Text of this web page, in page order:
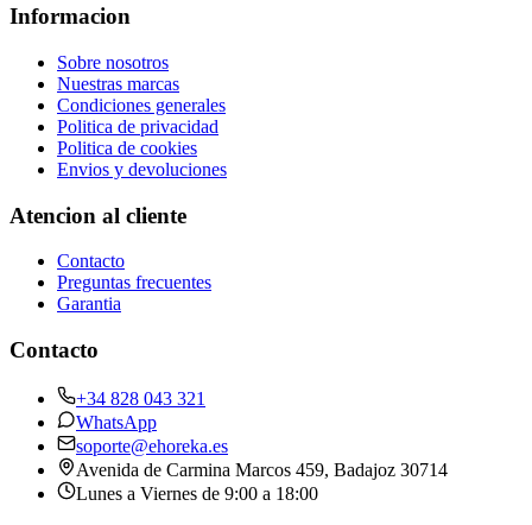
Informacion
Sobre nosotros
Nuestras marcas
Condiciones generales
Politica de privacidad
Politica de cookies
Envios y devoluciones
Atencion al cliente
Contacto
Preguntas frecuentes
Garantia
Contacto
+34 828 043 321
WhatsApp
soporte@ehoreka.es
Avenida de Carmina Marcos 459, Badajoz 30714
Lunes a Viernes de 9:00 a 18:00